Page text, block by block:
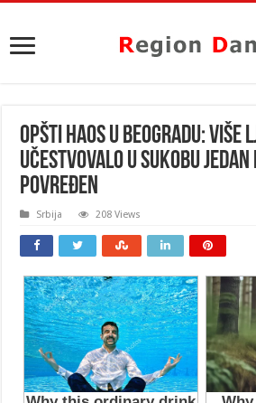
OPŠTI HAOS U BEOGRADU:
učestvovalo u SUKOBU
POVREĐEN
Srbija 208 Views